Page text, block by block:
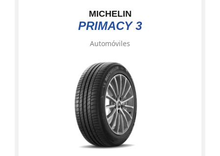
MICHELIN
PRIMACY 3
Automóviles